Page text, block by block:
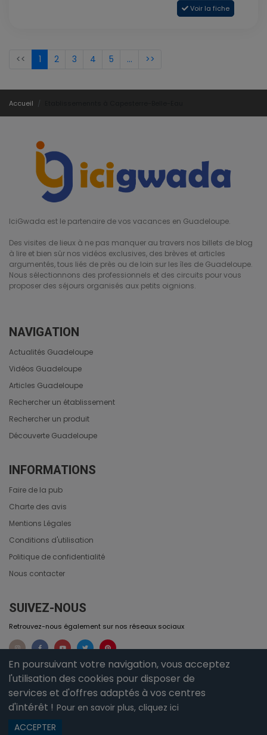
En poursuivant votre navigation, vous acceptez
l'utilisation des cookies pour disposer de
services et d'offres adaptés à vos centres
d'intérêt ! Pour en savoir plus, cliquez ici
ACCEPTER
Voir la fiche
<< 1 2 3 4 5 ... >>
Accueil
IciGwada est le partenaire de vos vacances en Guadeloupe.
Des visites de lieux à ne pas manquer au travers nos billets de blog
à lire et bien sûr nos vidéos exclusives, des brèves et articles
argumentés, tous liés de près ou de loin sur les îles de Guadeloupe.
Nous sélectionnons des professionnels et des circuits pour vous
proposer des séjours organisés aux petits oignions.
NAVIGATION
Actualités Guadeloupe
Vidéos Guadeloupe
Articles Guadeloupe
Rechercher un établissement
Rechercher un produit
Découverte Guadeloupe
INFORMATIONS
Faire de la pub
Charte des avis
Mentions Légales
Conditions d'utilisation
Politique de confidentialité
Nous contacter
SUIVEZ-NOUS
Retrouvez-nous également sur nos réseaux sociaux
nom de domaine